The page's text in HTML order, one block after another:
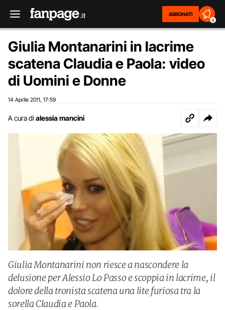
ABBONATI
2
Giulia Montanarini in lacrime
scatena Claudia e Paola: video
di Uomini e Donne
14 Aprile 2011 17:59
A cura di alessia mancini
Giulia Montanarini non riesce a nascondere la
delusione per Alessio Lo Passo e scoppia in lacrime, il
dolore della tronista scatena una lite furiosa tra la
sorella Claudia e Paola.